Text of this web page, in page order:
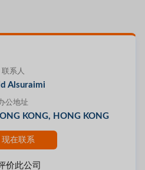
联系人
Alsuraimi
公地址
KONG, HONG KONG
现在联系
价此公司